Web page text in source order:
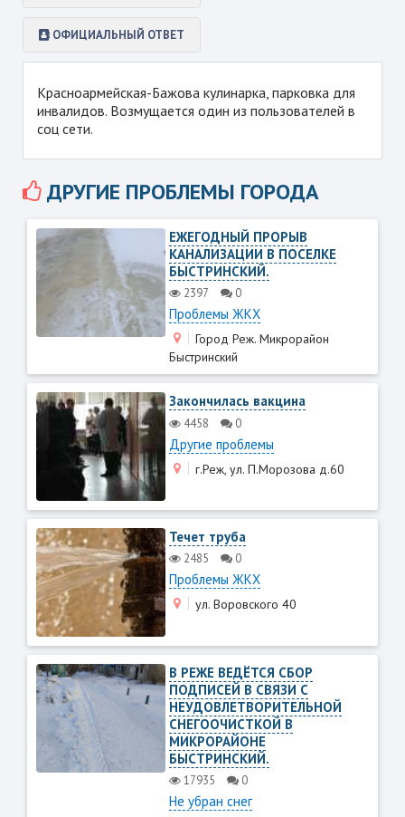
ОФИЦИАЛЬНЫЙ ОТВЕТ
Красноармейская-Бажова кулинарка, парковка для
инвалидов. Возмущается один из пользователей в
соц сети.
ДРУГИЕ ПРОБЛЕМЫ ГОРОДА
ЕЖЕГОДНЫЙ ПРОРЫВ
КАНАЛИЗАЦИИ В ПОСЕЛКЕ
БЫСТРИНСКИЙ.
2397 0
Проблемы ЖКХ
Город Реж. Микрорайон
Быстринский
Закончилась вакцина
4458 0
Другие проблемы
г.Реж, ул. П.Морозова д.60
Течет труба
2485 0
Проблемы ЖКХ
ул. Воровского 40
В РЕЖЕ ВЕДЁТСЯ СБОР
ПОДПИСЕЙ В СВЯЗИ С
НЕУДОВЛЕТВОРИТЕЛЬНОЙ
СНЕГООЧИСТКОЙ В
МИКРОРАЙОНЕ
БЫСТРИНСКИЙ.
17935 0
Не убран снег